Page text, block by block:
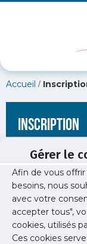
Gérer le
Afin de vous
besoins, nous
avec votre
accepter tous",
cookies, utilisés
Ces cookies
Accueil /
Inscription
[wppb-register
liberales/